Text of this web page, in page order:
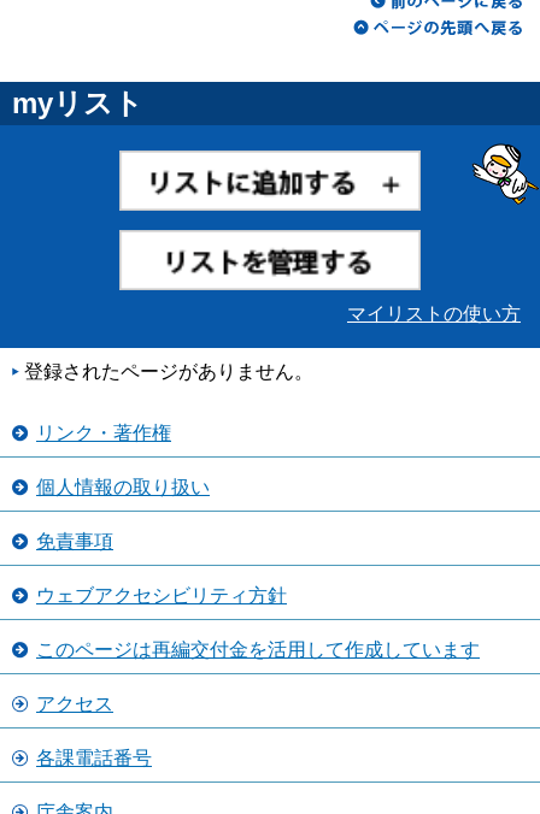
myリスト
マイリストの使い方
登録されたページがありません。
リンク・著作権
個人情報の取り扱い
免責事項
ウェブアクセシビリティ方針
このページは再編交付金を活用して作成しています
アクセス
各課電話番号